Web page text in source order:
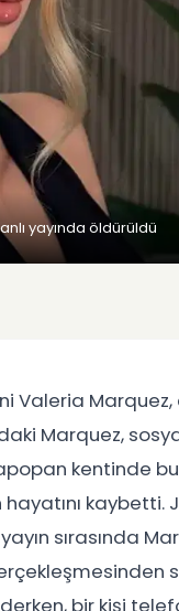
yayında öldürüldü
Marquez,
Marquez,
kentinde
kaybetti.
sırasında